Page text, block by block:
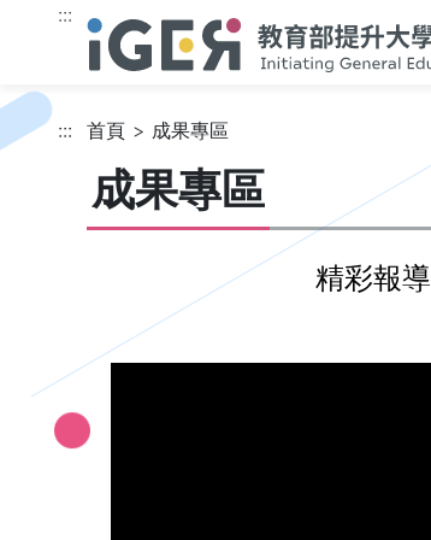
跳到主要內容
:::
::: 首頁 成果專區
成果專區
精彩報導